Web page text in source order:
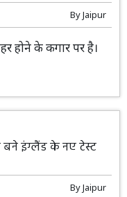
ByJaipur
होने के कगार पर है।
बने इंग्लैंड के नए टेस्ट
ByJaipur